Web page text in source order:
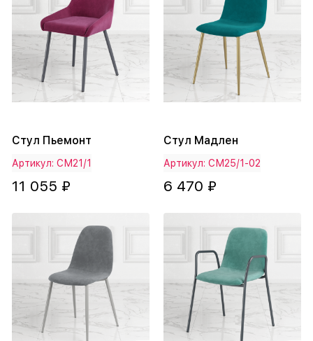
Стул Пьемонт
Артикул: СМ21/1
11 055 ₽
Стул Мадлен
Артикул: СМ25/1-02
6 470 ₽